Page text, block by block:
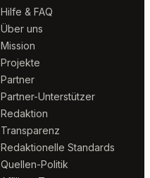
Hilfe & FAQ
Über uns
Mission
Projekte
Partner
Partner-Unterstützer
Redaktion
Transparenz
Redaktionelle Standards
Quellen-Politik